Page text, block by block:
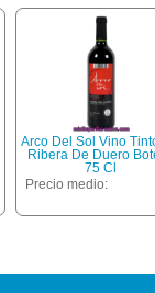
Arco Del Sol Vino
Ribera De Duero
75 Cl
Precio medio: